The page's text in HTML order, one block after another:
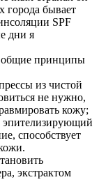
города бывает
SPF
дни я
общие принципы
из чистой
не нужно,
кожу;
эпителизирующий
способствует
экстрактом